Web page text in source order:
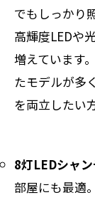
でもしっかり
高輝度LEDや
増えています
たモデルが多
を両立したい
8灯LEDシャ
部屋にも最適。